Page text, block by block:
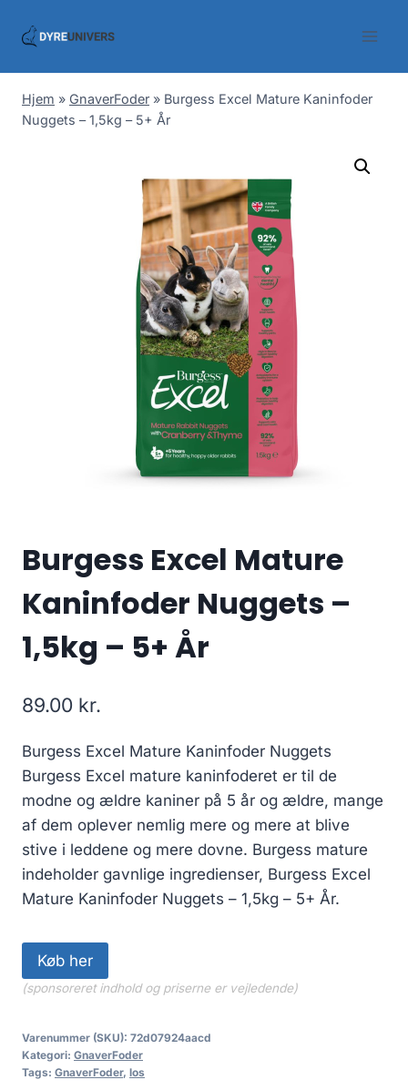
Hjem » GnaverFoder » Burgess Excel Mature Kaninfoder
Nuggets – 1,5kg – 5+ År
Burgess Excel Mature
Kaninfoder Nuggets –
1,5kg – 5+ År
89.00 kr.
Burgess Excel Mature Kaninfoder Nuggets
Burgess Excel mature kaninfoderet er til de
modne og ældre kaniner på 5 år og ældre, mange
af dem oplever nemlig mere og mere at blive
stive i leddene og mere dovne. Burgess mature
indeholder gavnlige ingredienser, Burgess Excel
Mature Kaninfoder Nuggets – 1,5kg – 5+ År.
Køb her
(sponsoreret indhold og priserne er vejledende)
Varenummer (SKU): 72d07924aacd
Kategori: GnaverFoder
Tags: GnaverFoder, los